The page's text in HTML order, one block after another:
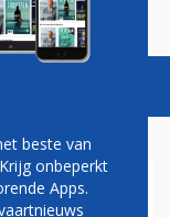
Vacatures
beste van
onbeperkt
Apps.